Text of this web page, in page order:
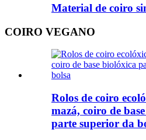
Material de coiro
COIRO VEGANO
Rolos de coiro
mazá, coiro de
parte superior da